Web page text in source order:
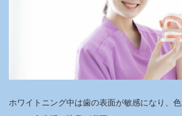
ホワイトニング中は歯の表面が敏感になり、